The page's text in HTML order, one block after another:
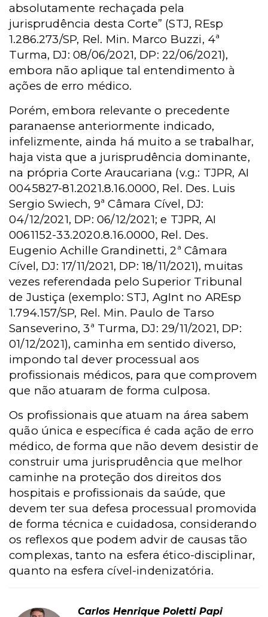
absolutamente rechaçada pela
jurisprudência desta Corte” (STJ, REsp
1.286.273/SP, Rel. Min. Marco Buzzi, 4ª
Turma, DJ: 08/06/2021, DP: 22/06/2021),
embora não aplique tal entendimento à
ações de erro médico.
Porém, embora relevante o precedente
paranaense anteriormente indicado,
infelizmente, ainda há muito a se trabalhar,
haja vista que a jurisprudência dominante,
na própria Corte Araucariana (v.g.: TJPR, AI
0045827-81.2021.8.16.0000, Rel. Des. Luis
Sergio Swiech, 9ª Câmara Cível, DJ:
04/12/2021, DP: 06/12/2021; e TJPR, AI
0061152-33.2020.8.16.0000, Rel. Des.
Eugenio Achille Grandinetti, 2ª Câmara
Cível, DJ: 17/11/2021, DP: 18/11/2021), muitas
vezes referendada pelo Superior Tribunal
de Justiça (exemplo: STJ, AgInt no AREsp
1.794.157/SP, Rel. Min. Paulo de Tarso
Sanseverino, 3ª Turma, DJ: 29/11/2021, DP:
01/12/2021), caminha em sentido diverso,
impondo tal dever processual aos
profissionais médicos, para que comprovem
que não atuaram de forma culposa.
Os profissionais que atuam na área sabem
quão única e específica é cada ação de erro
médico, de forma que não devem desistir de
construir uma jurisprudência que melhor
caminhe na proteção dos direitos dos
hospitais e profissionais da saúde, que
devem ter sua defesa processual promovida
de forma técnica e cuidadosa, considerando
os reflexos que podem advir de causas tão
complexas, tanto na esfera ético-disciplinar,
quanto na esfera cível-indenizatória.
Carlos Henrique Poletti Papi